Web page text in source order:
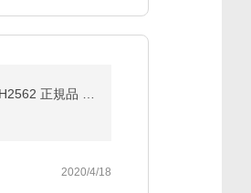
2020/4/18